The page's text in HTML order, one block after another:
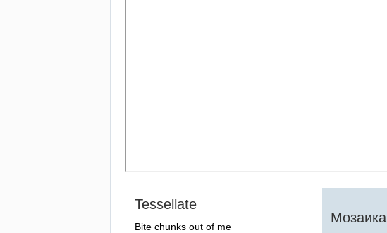
Tessellate
Bite chunks out of me
Мозаика